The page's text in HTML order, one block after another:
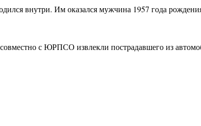
внутри. Им оказался мужчина 1957 года
с ЮРПСО извлекли пострадавшего из